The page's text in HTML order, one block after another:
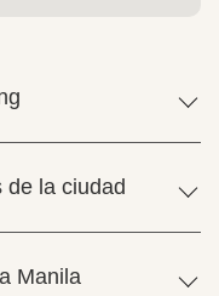
de la ciudad
Manila